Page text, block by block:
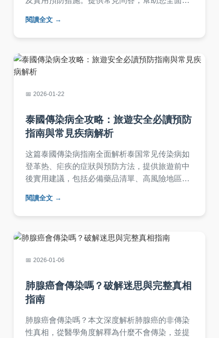
基於醫學資料，實用性強，解決您的所有疑問。
閱讀全文
2026-01-22
泰國傳染病全攻略：旅遊安全必讀預防
指南與常見疾病解析
这篇泰國傳染病指南全面解析泰国常见传染病如
登革热、疟疾的症狀與預防方法，提供旅遊前中
後實用建議，包括必備藥品清單、高風險地區提
基於真實經驗與數據，避免AI生成痕跡，確保實
用性。
閱讀全文
2026-01-06
肺腺癌會傳染嗎？破解迷思與完整真相
指南
肺腺癌會傳染嗎？本文深度解析肺腺癌的非傳染
性真相，從醫學角度解釋為什麼不會傳染，並提